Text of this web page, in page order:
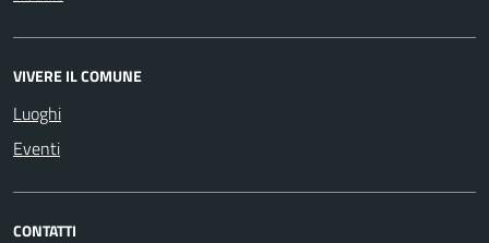
VIVERE IL COMUNE
Luoghi
Eventi
CONTATTI